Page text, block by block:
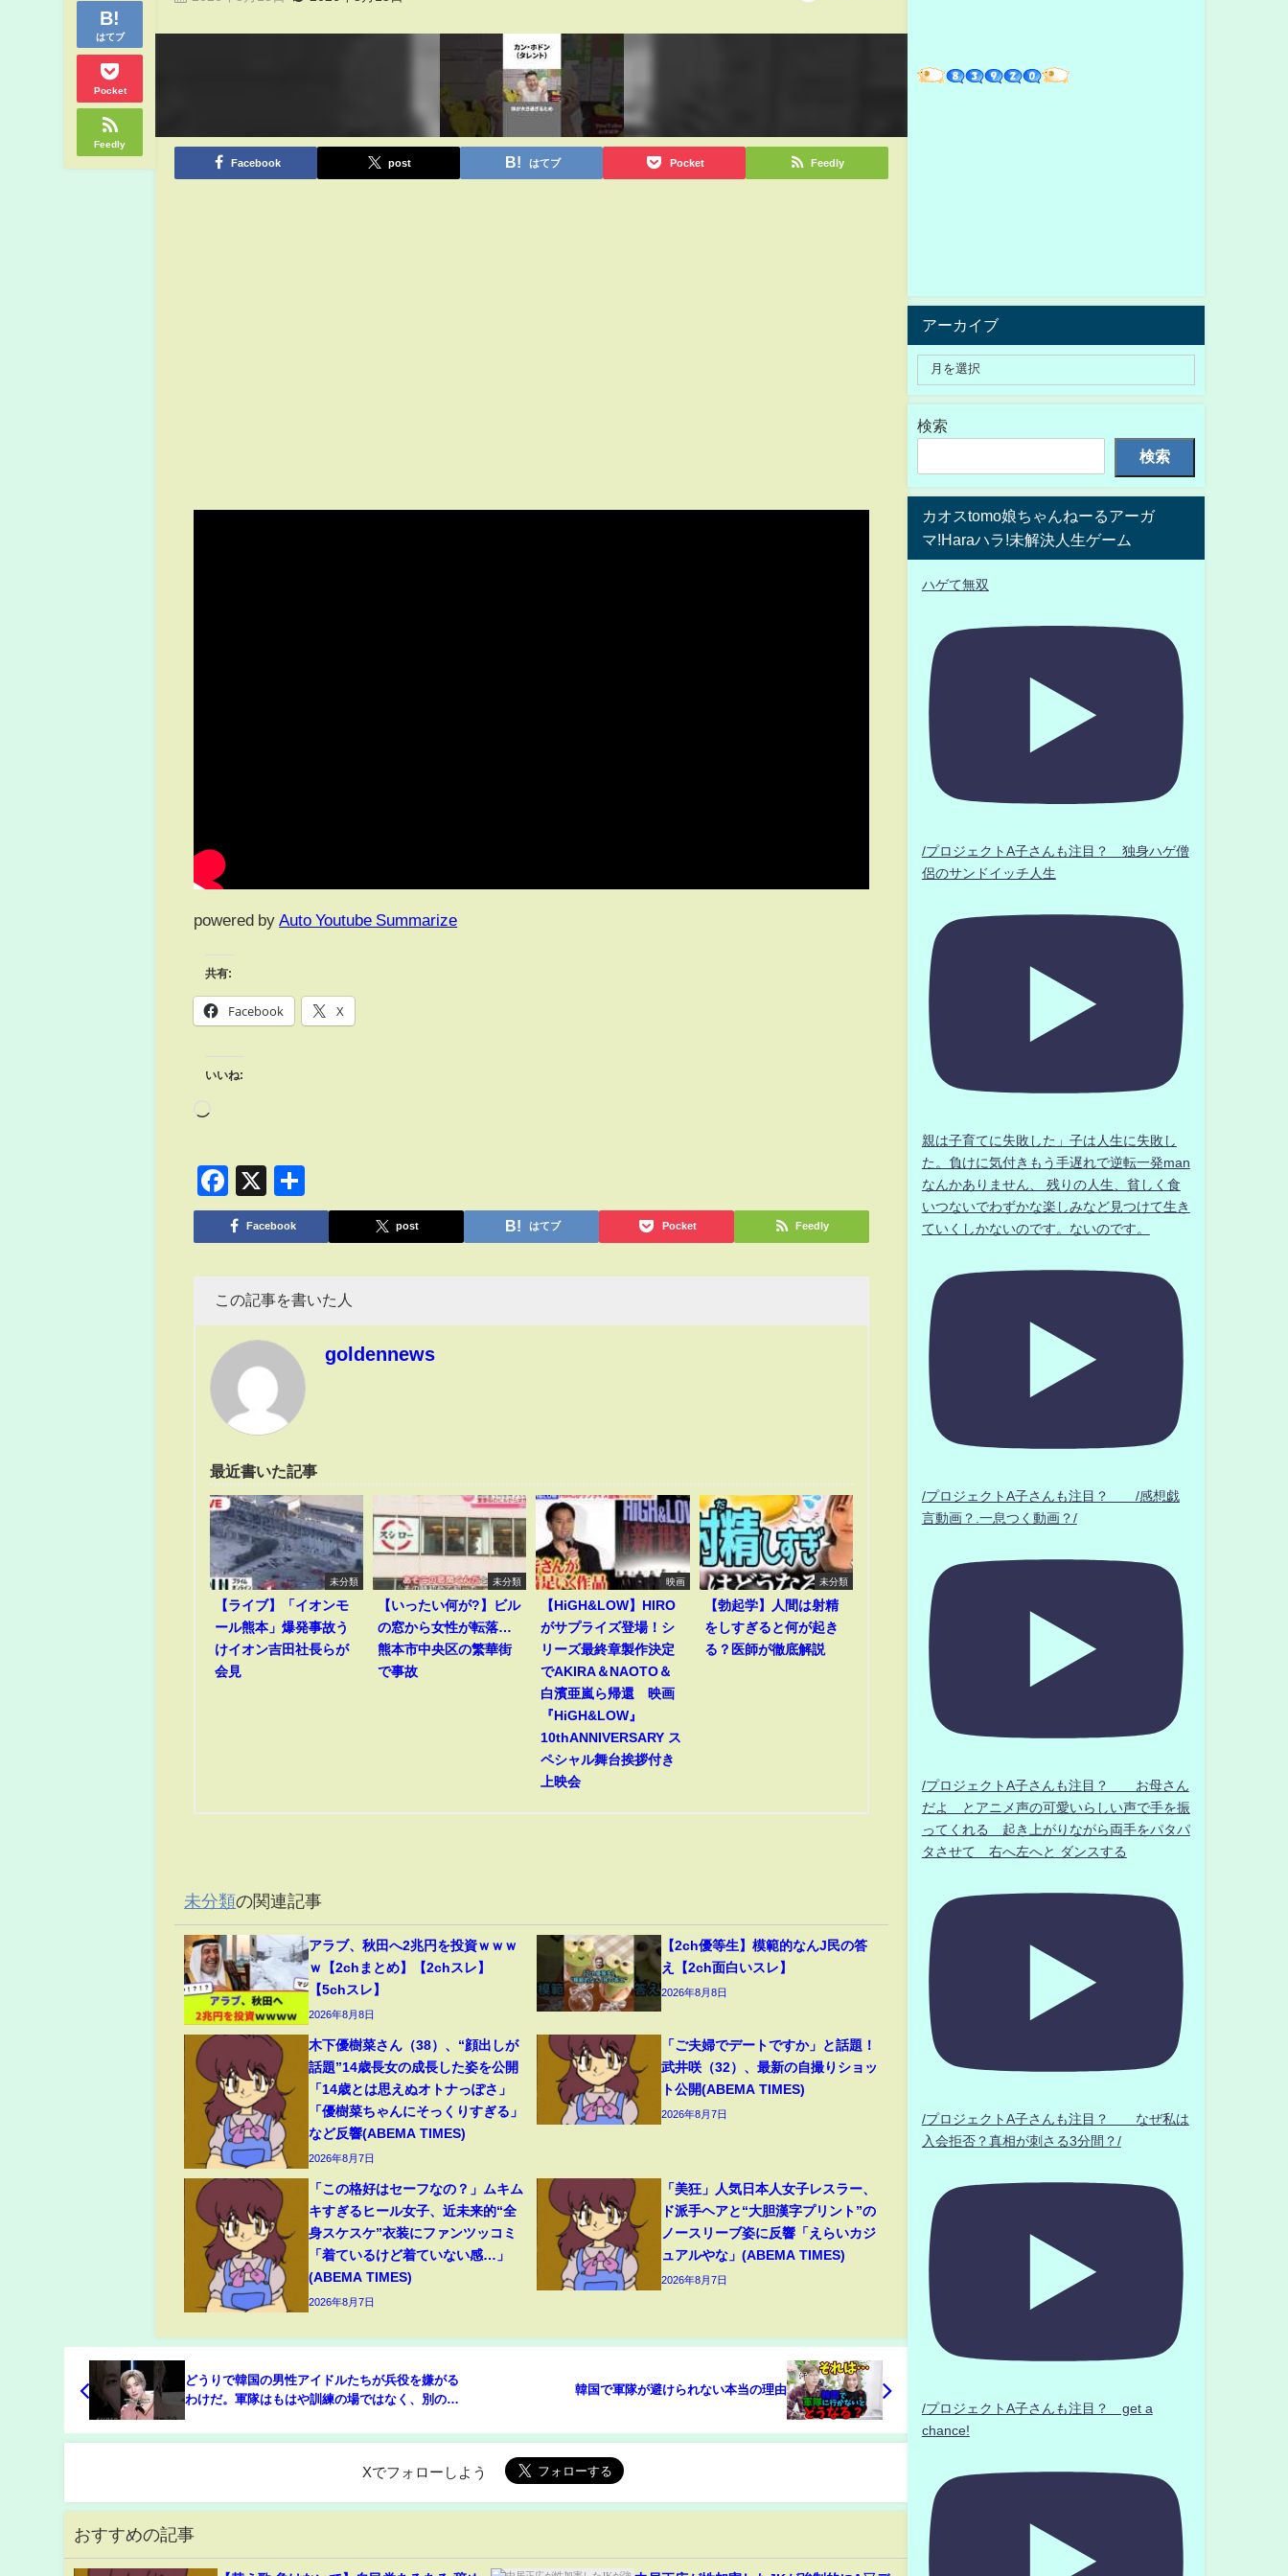
はてブ
Pocket
Feedly
Facebook post はてブ Pocket Feedly
powered by Auto Youtube Summarize
共有:
Facebook X
いいね:
Facebook
X
有
Facebook post はてブ Pocket Feedly
この記事を書いた人
goldennews
最近書いた記事
未分類
【ライブ】「イオンモ
ール熊本」爆発事故う
けイオン吉田社長らが
会見
未分類
【いったい何が?】ビル
の窓から女性が転落…
熊本市中央区の繁華街
で事故
映画
【HiGH&LOW】HIRO
がサプライズ登場！シ
リーズ最終章製作決定
でAKIRA＆NAOTO＆
白濱亜嵐ら帰還 映画
『HiGH&LOW』
10thANNIVERSARY ス
ペシャル舞台挨拶付き
上映会
未分類
【勃起学】人間は射精
をしすぎると何が起き
る？医師が徹底解説
未分類の関連記事
アラブ、秋田へ2兆円を投資ｗｗｗ
ｗ【2chまとめ】【2chスレ】
【5chスレ】
2026年8月8日
【2ch優等生】模範的なんJ民の答
え【2ch面白いスレ】
2026年8月8日
木下優樹菜さん（38）、“顔出しが
話題”14歳長女の成長した姿を公開
「14歳とは思えぬオトナっぽさ」
「優樹菜ちゃんにそっくりすぎる」
など反響(ABEMA TIMES)
2026年8月7日
「ご夫婦でデートですか」と話題！
武井咲（32）、最新の自撮りショッ
ト公開(ABEMA TIMES)
2026年8月7日
「この格好はセーフなの？」ムキム
キすぎるヒール女子、近未来的“全
身スケスケ”衣装にファンツッコミ
「着ているけど着ていない感…」
(ABEMA TIMES)
2026年8月7日
「美狂」人気日本人女子レスラー、
ド派手ヘアと“大胆漢字プリント”の
ノースリーブ姿に反響「えらいカジ
ュアルやな」(ABEMA TIMES)
2026年8月7日
どうりで韓国の男性アイドルたちが兵役を嫌がる
わけだ。軍隊はもはや訓練の場ではなく、別の形
#jackson #gdragon
韓国で軍隊が避けられない本当の理由
Xでフォローしよう
おすすめの記事
アーカイブ
検索
検索
カオスtomo娘ちゃんねーるアーガ
マ!Haraハラ!未解決人生ゲーム
ハゲて無双
/プロジェクトA子さんも注目？ 独身ハゲ僧
侶のサンドイッチ人生
親は子育てに失敗した」子は人生に失敗し
た。負けに気付きもう手遅れで逆転一発man
なんかありません、 残りの人生、貧しく食
いつないでわずかな楽しみなど見つけて生き
ていくしかないのです。ないのです。
/プロジェクトA子さんも注目？ /感想戯
言動画？.一息つく動画？/
/プロジェクトA子さんも注目？ お母さん
だよ とアニメ声の可愛いらしい声で手を振
ってくれる 起き上がりながら両手をパタパ
タさせて 右へ左へと ダンスする
/プロジェクトA子さんも注目？ なぜ私は
入会拒否？真相が刺さる3分間？/
/プロジェクトA子さんも注目？ get a
chance!